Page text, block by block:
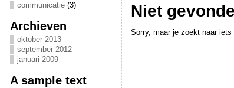
communicatie(3)
Archieven
oktober 2013
september 2012
januari 2009
A sample text
Niet
Sorry, maar je zoekt naar